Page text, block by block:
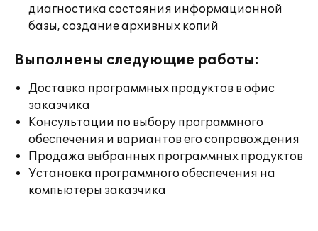
диагностика состояния информационной
базы, создание архивных копий
Выполнены следующие работы:
Доставка программных продуктов в офис
заказчика
Консультации по выбору программного
обеспечения и вариантов его сопровождения
Продажа выбранных программных продуктов
Установка программного обеспечения на
компьютеры заказчика